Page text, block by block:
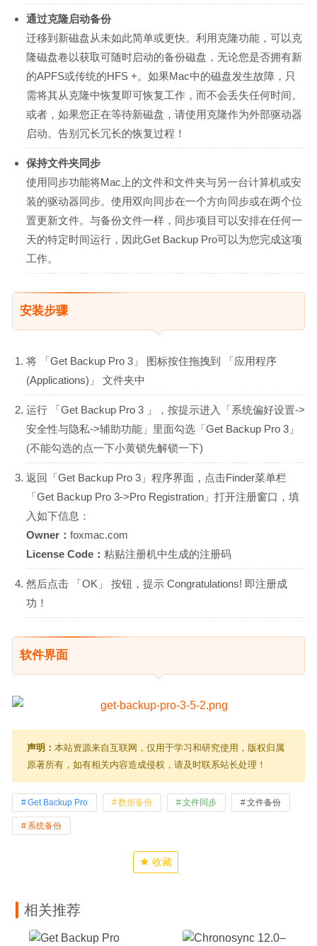
通过克隆启动备份
迁移到新磁盘从未如此简单或更快。利用克隆功能，可以克
隆磁盘卷以获取可随时启动的备份磁盘，无论您是否拥有新
的APFS或传统的HFS +。如果Mac中的磁盘发生故障，只
需将其从克隆中恢复即可恢复工作，而不会丢失任何时间。
或者，如果您正在等待新磁盘，请使用克隆作为外部驱动器
启动。告别冗长冗长的恢复过程！
保持文件夹同步
使用同步功能将Mac上的文件和文件夹与另一台计算机或安
装的驱动器同步。使用双向同步在一个方向同步或在两个位
置更新文件。与备份文件一样，同步项目可以安排在任何一
天的特定时间运行，因此Get Backup Pro可以为您完成这项
工作。
安装步骤
将 「Get Backup Pro 3」 图标按住拖拽到 「应用程序
(Applications)」 文件夹中
运行 「Get Backup Pro 3 」，按提示进入「系统偏好设置->
安全性与隐私->辅助功能」里面勾选「Get Backup Pro 3」
(不能勾选的点一下小黄锁先解锁一下)
返回「Get Backup Pro 3」程序界面，点击Finder菜单栏
「Get Backup Pro 3->Pro Registration」打开注册窗口，填
入如下信息：
Owner： foxmac.com
License Code： 粘贴注册机中生成的注册码
然后点击 「OK」 按钮，提示 Congratulations! 即注册成
功！
软件界面
声明： 本站资源来自互联网，仅用于学习和研究使用，版权归属
原著所有，如有相关内容造成侵权，请及时联系站长处理！
Get Backup Pro 数据备份 文件同步 文件备份
系统备份
收藏
相关推荐